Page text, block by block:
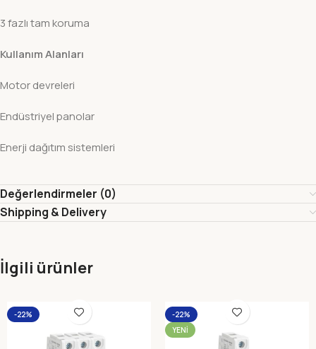
3 fazlı tam koruma
Kullanım Alanları
Motor devreleri
Endüstriyel panolar
Enerji dağıtım sistemleri
Değerlendirmeler (0)
Shipping & Delivery
İlgili ürünler
-22%
-22%
YENI